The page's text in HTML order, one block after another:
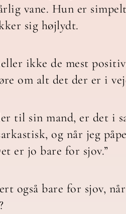
vane. Hun er
sig højlydt.
ikke de mest
om alt det der er i
til sin mand, er det i
og når jeg
er jo bare for sjov.”
også bare for sjov,